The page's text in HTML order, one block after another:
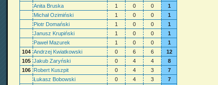
Anita Bruska
1 0 0
1
Michał Ozimiński
1 0 0
1
Piotr Domański
1 0 0
1
Janusz Krupiński
1 0 0
1
Paweł Mazurek
1 0 0
1
104 Andrzej Kwiatkowski 0 6 6
12
105 Jakub Zaryński 0 4 4
8
106 Robert Kuszpit 0 4 3
7
Łukasz Bobowski
0 4 3
7